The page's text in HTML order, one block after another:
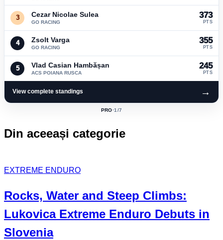
3 Cezar Nicolae Sulea
GO RACING
373
PTS
4 Zsolt Varga
GO RACING
355
PTS
5 Vlad Casian Hambășan
ACS POIANA RUSCA
245
PTS
View complete standings →
ACTIVE
PRO·1 /7
Din aceeași categorie
EXTREME ENDURO
Rocks, Water and Steep Climbs:
Lukovica Extreme Enduro Debuts in
Slovenia